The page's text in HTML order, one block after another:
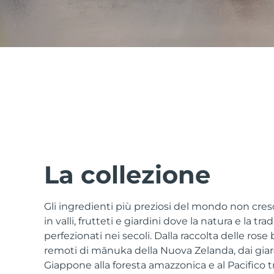
La collezione
Gli ingredienti più preziosi del mondo non
in valli, frutteti e giardini dove la natura e la
perfezionati nei secoli. Dalla raccolta delle rose
remoti di mānuka della Nuova Zelanda, dai
Giappone alla foresta amazzonica e al Pacifico
Offerte speciali Bestseller